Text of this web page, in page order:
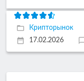
Крипторынок
17.02.2026